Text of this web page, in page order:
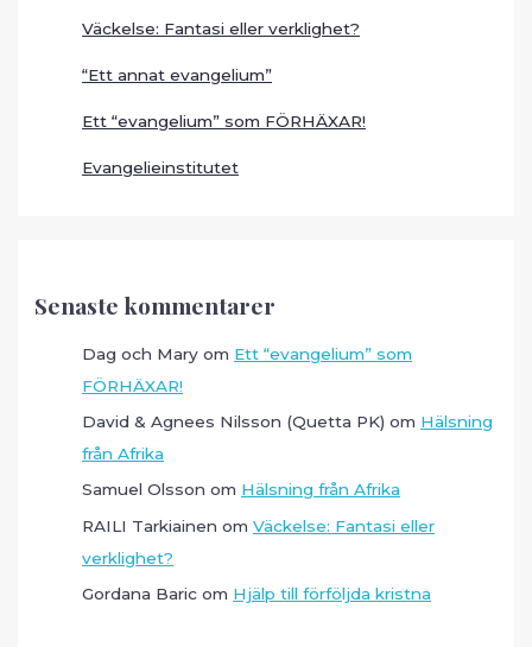
Väckelse: Fantasi eller verklighet?
“Ett annat evangelium”
Ett “evangelium” som FÖRHÄXAR!
Evangelieinstitutet
Senaste kommentarer
Dag och Mary om Ett “evangelium” som
FÖRHÄXAR!
David & Agnees Nilsson (Quetta PK) om Hälsning
från Afrika
Samuel Olsson om Hälsning från Afrika
RAILI Tarkiainen omVäckelse: Fantasi eller
verklighet?
Gordana Baric om Hjälp till förföljda kristna